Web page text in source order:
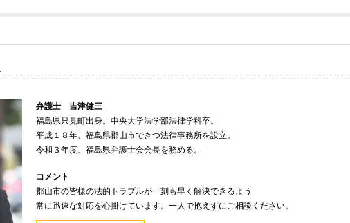
弁護士 吉津健三
福島県只見町出身。中央大学法学部法律学科卒。
平成１８年、福島県郡山市できつ法律事務所を設立。
令和３年度、福島県弁護士会会長を務める。
コメント
郡山市の皆様の法的トラブルが一刻も早く解決できるよう
常に迅速な対応を心掛けています。一人で抱えずにご相談ください。